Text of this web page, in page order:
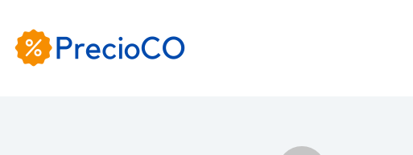
contenido